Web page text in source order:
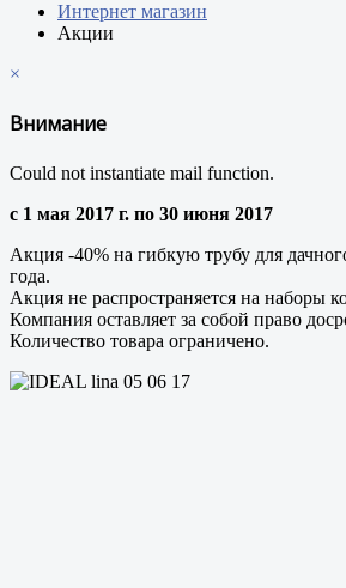
Интернет магазин
Акции
×
Внимание
Could not instantiate mail function.
с 1 мая 2017 г. по 30 июня 2017
Акция -40% на гибкую трубу для
года.
Акция не распространяется на
Компания оставляет за собой право
Количество товара ограничено.